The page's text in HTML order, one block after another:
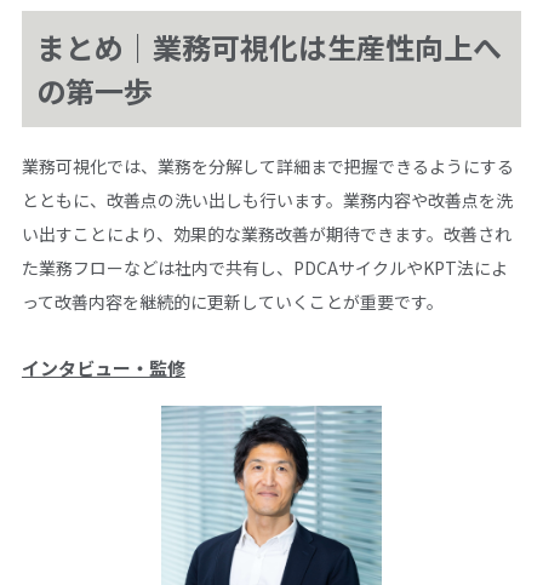
まとめ｜業務可視化は生産性向上へ
の第一歩
業務可視化では、業務を分解して詳細まで把握できるようにする
とともに、改善点の洗い出しも行います。業務内容や改善点を洗
い出すことにより、効果的な業務改善が期待できます。改善され
た業務フローなどは社内で共有し、PDCAサイクルやKPT法によ
って改善内容を継続的に更新していくことが重要です。
インタビュー・監修